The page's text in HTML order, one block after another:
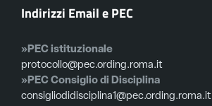
Indirizzi Email e PEC
»PEC istituzionale
protocollo@pec.ording.roma.it
»PEC Consiglio di Disciplina
consigliodidisciplina1@pec.ording.roma.it